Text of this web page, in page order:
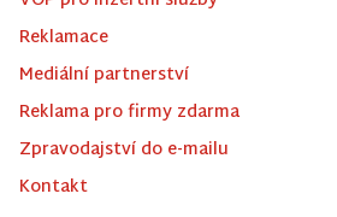
Reklamace
Mediální partnerství
Reklama pro firmy zdarma
Zpravodajství do e-mailu
Kontakt